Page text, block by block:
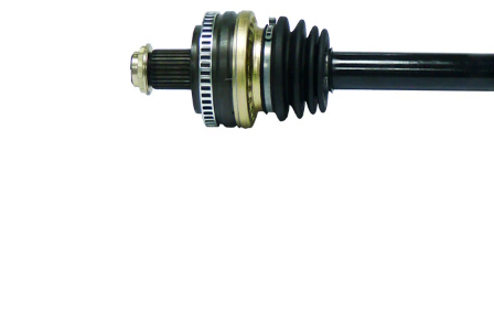
ABS-ring
48
Antal
borrningar
6
Hålkrets-Ø
80 mm